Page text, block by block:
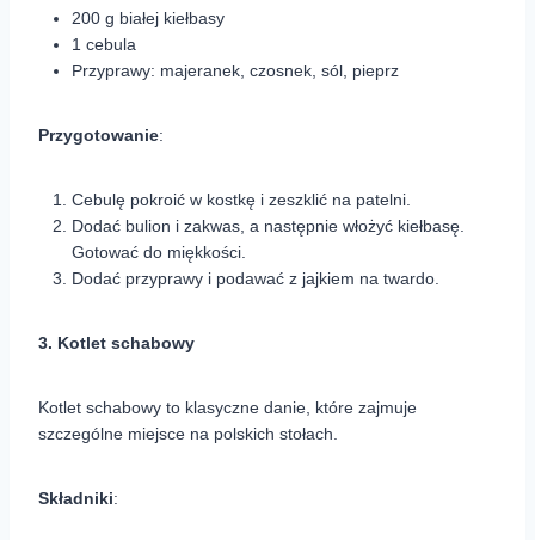
200 g białej kiełbasy
1 cebula
Przyprawy: majeranek, czosnek, sól, pieprz
Przygotowanie:
Cebulę pokroić w kostkę i zeszklić na patelni.
Dodać bulion i zakwas, a następnie włożyć kiełbasę.
Gotować do miękkości.
Dodać przyprawy i podawać z jajkiem na twardo.
3. Kotlet schabowy
Kotlet schabowy to klasyczne danie, które zajmuje
szczególne miejsce na polskich stołach.
Składniki: